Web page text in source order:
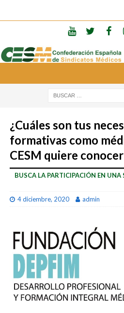
¿Cuáles son tus
formativas como
CESM quiere
BUSCA LA PARTICIPACIÓN EN UNA
4 diciembre, 2020 admin